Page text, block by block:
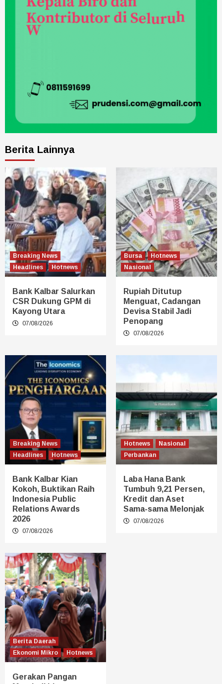
Berita Lainnya
Breaking News
Headlines
Hotnews
Bank Kalbar Salurkan
CSR Dukung GPM di
Kayong Utara
07/08/2026
Bursa
Hotnews
Nasional
Rupiah Ditutup
Menguat, Cadangan
Devisa Stabil Jadi
Penopang
07/08/2026
Breaking News
Headlines
Hotnews
Bank Kalbar Kian
Kokoh, Buktikan Raih
Indonesia Public
Relations Awards
2026
07/08/2026
Hotnews
Nasional
Perbankan
Laba Hana Bank
Tumbuh 9,21 Persen,
Kredit dan Aset
Sama-sama Melonjak
07/08/2026
Berita Daerah
Ekonomi Mikro
Hotnews
Gerakan Pangan